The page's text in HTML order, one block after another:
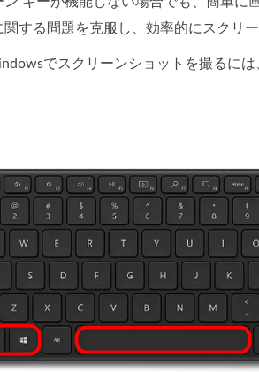
する問題を克服し、効率的にスクリ
でスクリーンショットを撮るには